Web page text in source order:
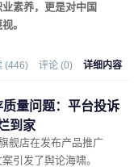
素养，更是对中国
。
(446) 评论 (0) 详细内容
量问题：平台投诉
到家
舰店在发布产品推广
引发了舆论海啸。